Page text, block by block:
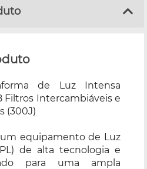
de Luz Intensa
Filtros Intercambiáveis e
(300J)
equipamento de Luz
de alta tecnologia e
para uma ampla